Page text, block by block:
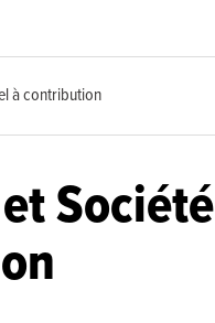
à contribution
Société